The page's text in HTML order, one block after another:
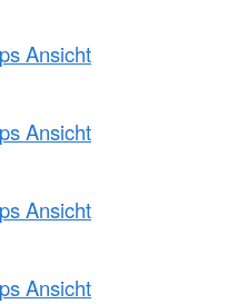
Ansicht
Ansicht
Ansicht
Ansicht